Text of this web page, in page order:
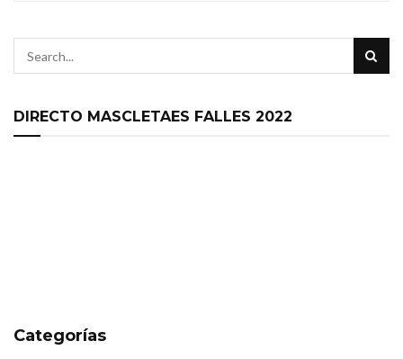
DIRECTO MASCLETAES FALLES 2022
Categorías